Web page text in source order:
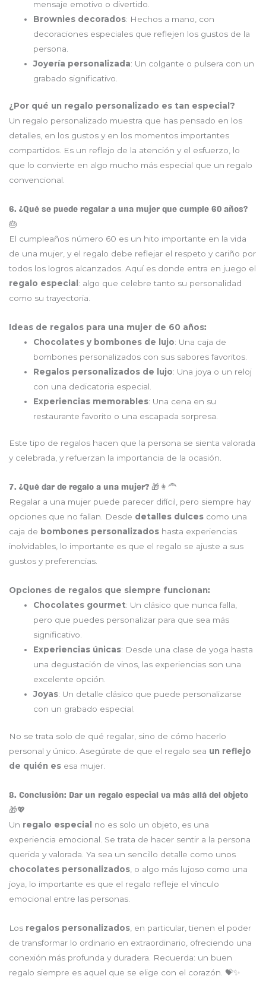
mensaje emotivo o divertido.
Brownies decorados: Hechos a mano, con
decoraciones especiales que reflejen los gustos de la
persona.
Joyería personalizada: Un colgante o pulsera con un
grabado significativo.
¿Por qué un regalo personalizado es tan especial?
Un regalo personalizado muestra que has pensado en los
detalles, en los gustos y en los momentos importantes
compartidos. Es un reflejo de la atención y el esfuerzo, lo
que lo convierte en algo mucho más especial que un regalo
convencional.
6. ¿Qué se puede regalar a una mujer que cumple 60 años?
🎂
El cumpleaños número 60 es un hito importante en la vida
de una mujer, y el regalo debe reflejar el respeto y cariño por
todos los logros alcanzados. Aquí es donde entra en juego el
regalo especial : algo que celebre tanto su personalidad
como su trayectoria.
Ideas de regalos para una mujer de 60 años:
Chocolates y bombones de lujo: Una caja de
bombones personalizados con sus sabores favoritos.
Regalos personalizados de lujo: Una joya o un reloj
con una dedicatoria especial.
Experiencias memorables: Una cena en su
restaurante favorito o una escapada sorpresa.
Este tipo de regalos hacen que la persona se sienta valorada
y celebrada, y refuerzan la importancia de la ocasión.
7. ¿Qué dar de regalo a una mujer? 🎁👩‍🦰
Regalar a una mujer puede parecer difícil, pero siempre hay
opciones que no fallan. Desde detalles dulces como una
caja de bombones personalizados hasta experiencias
inolvidables, lo importante es que el regalo se ajuste a sus
gustos y preferencias.
Opciones de regalos que siempre funcionan:
Chocolates gourmet: Un clásico que nunca falla,
pero que puedes personalizar para que sea más
significativo.
Experiencias únicas: Desde una clase de yoga hasta
una degustación de vinos, las experiencias son una
excelente opción.
Joyas: Un detalle clásico que puede personalizarse
con un grabado especial.
No se trata solo de qué regalar, sino de cómo hacerlo
personal y único. Asegúrate de que el regalo sea un reflejo
de quién es esa mujer.
8. Conclusión: Dar un regalo especial va más allá del objeto
🎁💖
Un regalo especial
no es solo un objeto, es una
experiencia emocional. Se trata de hacer sentir a la persona
querida y valorada. Ya sea un sencillo detalle como unos
chocolates personalizados , o algo más lujoso como una
joya, lo importante es que el regalo refleje el vínculo
emocional entre las personas.
Los regalos personalizados , en particular, tienen el poder
de transformar lo ordinario en extraordinario, ofreciendo una
conexión más profunda y duradera. Recuerda: un buen
regalo siempre es aquel que se elige con el corazón. 💝✨